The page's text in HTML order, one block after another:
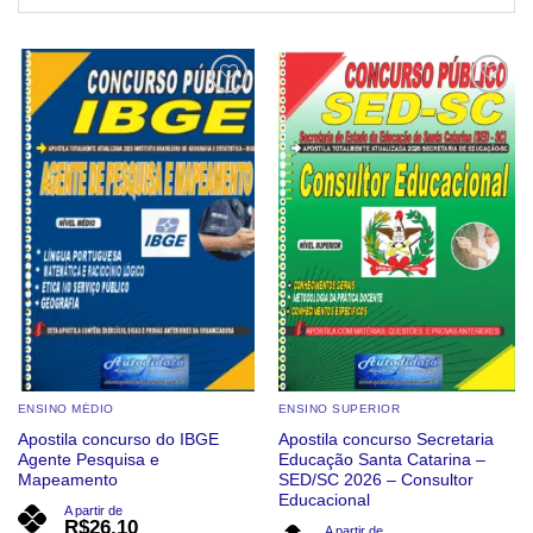
Add to
wishlist
ENSINO MÉDIO
Apostila concurso do IBGE
Agente Pesquisa e
Mapeamento
A partir de
R$26,10
Add to
wishlist
ENSINO SUPERIOR
Apostila concurso Secretaria
Educação Santa Catarina –
SED/SC 2026 – Consultor
Educacional